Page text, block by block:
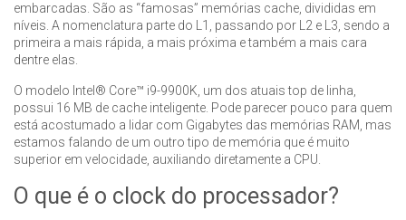
embarcadas. São as “famosas” memórias cache, divididas em
níveis. A nomenclatura parte do L1, passando por L2 e L3, sendo a
primeira a mais rápida, a mais próxima e também a mais cara
dentre elas.
O modelo Intel® Core™ i9-9900K, um dos atuais top de linha,
possui 16 MB de cache inteligente. Pode parecer pouco para quem
está acostumado a lidar com Gigabytes das memórias RAM, mas
estamos falando de um outro tipo de memória que é muito
superior em velocidade, auxiliando diretamente a CPU.
O que é o clock do processador?